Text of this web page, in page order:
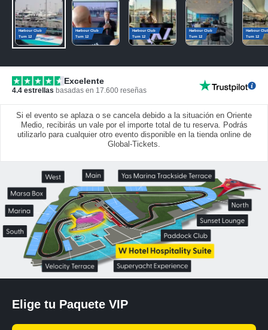
Harbour Club
Turn 12
Harbour Club
Turn 12
Harbour Club
Turn 12
Harbour Club
Turn 12
Harbour
Turn 12
Excelente
4.4 estrellas basadas en 17.600 reseñas
Si el evento se aplaza o se cancela debido a la situación en Oriente
Medio, recibirás un vale por el importe total de tu reserva. Podrás
utilizarlo para cualquier otro evento disponible en la tienda online de
Global-Tickets.
Elige tu Paquete VIP